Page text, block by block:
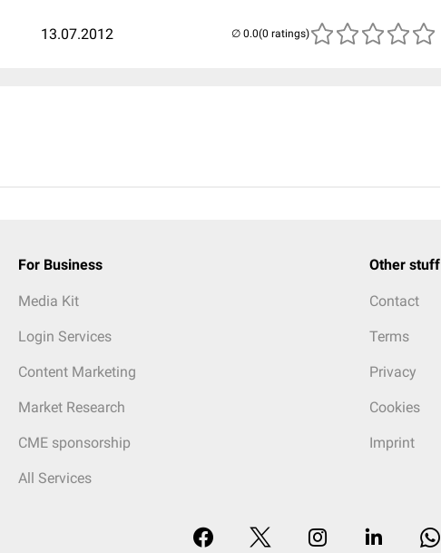
13.07.2012 (0 ratings)
For Business
Media Kit
Login Services
Content Marketing
Market Research
CME sponsorship
All Services
Other stuff
Contact
Terms
Privacy
Cookies
Imprint